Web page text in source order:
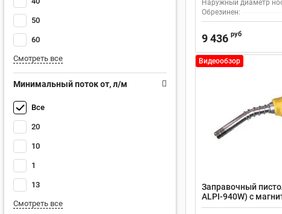
50
60
Смотреть все
Минимальный поток от, л/м
Все
20
10
1
13
Смотреть все
Наружный диаметр
Обрезинен:
9 436 руб
Видеообзор
Заправочный
ALPI-940W) с